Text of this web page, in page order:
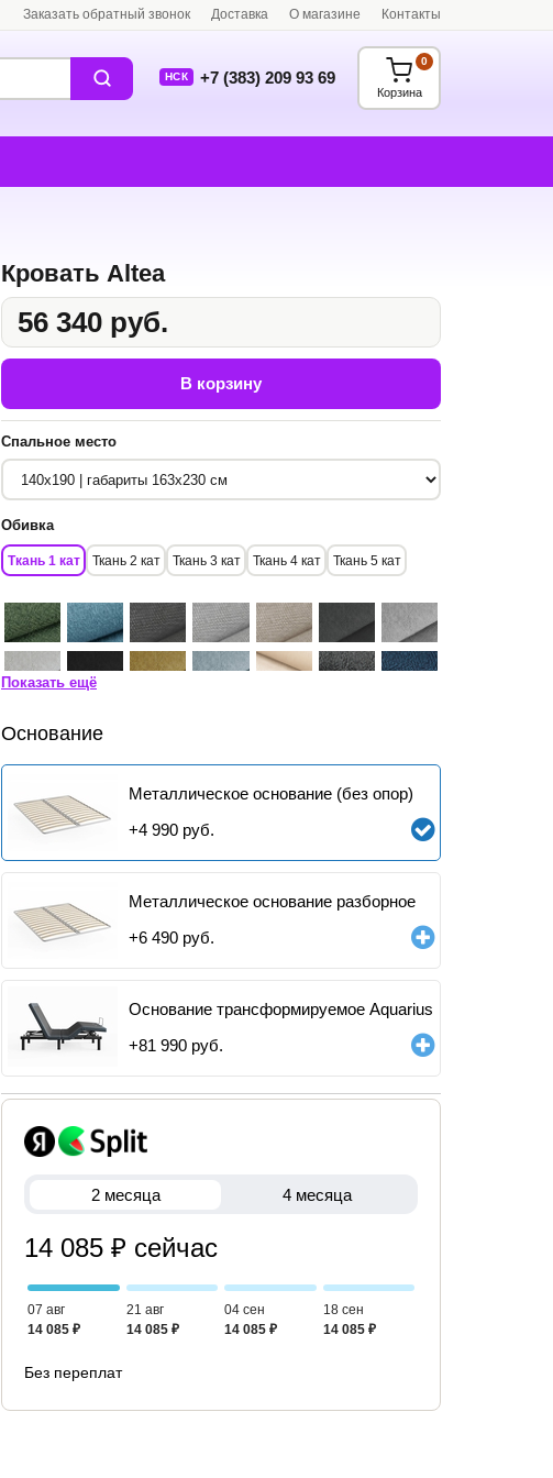
Заказать обратный звонок Доставка О магазине Контакты
НСК +7 (383) 209 93 69
Корзина
0
Кровать Altea
56 340 руб.
В корзину
Спальное место
Обивка
Ткань 1 кат Ткань 2 кат Ткань 3 кат Ткань 4 кат Ткань 5 кат
Показать ещё
Основание
Металлическое основание (без опор)
+4 990 руб.
Металлическое основание разборное
+6 490 руб.
Основание трансформируемое Aquarius
+81 990 руб.
2 месяца 4 месяца
14 085 ₽ сейчас
07 авг
14 085 ₽
21 авг
14 085 ₽
04 сен
14 085 ₽
18 сен
14 085 ₽
Без переплат